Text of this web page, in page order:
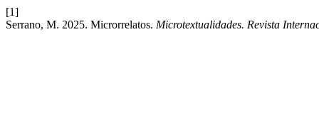
[1]
Serrano, M. 2025. Microrrelatos. Microtextualidades. Revista